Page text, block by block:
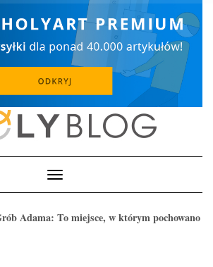
Toggle
Navigation
Adama: To miejsce, w którym pochowano